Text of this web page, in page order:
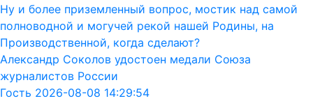
Ну и более приземленный вопрос, мостик над самой
полноводной и могучей рекой нашей Родины, на
Производственной, когда сделают?
Александр Соколов удостоен медали Союза
журналистов России
Гость 2026-08-08 14:29:54